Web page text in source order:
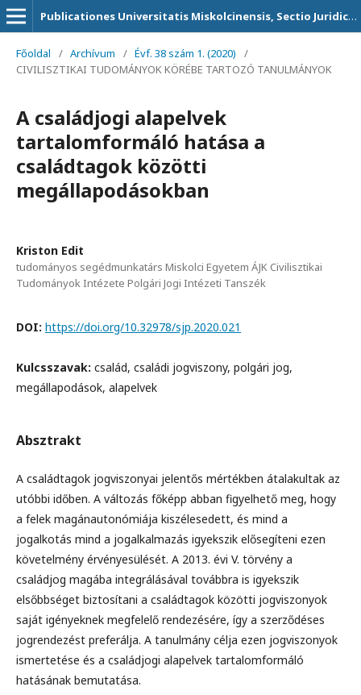
Publicationes Universitatis Miskolcinensis, Sectio Juridica et Politica
Főoldal / Archívum / Évf. 38 szám 1. (2020)
/
CIVILISZTIKAI TUDOMÁNYOK KÖRÉBE TARTOZÓ TANULMÁNYOK
A családjogi alapelvek
tartalomformáló hatása a
családtagok közötti
megállapodásokban
Kriston Edit
tudományos segédmunkatárs Miskolci Egyetem ÁJK Civilisztikai
Tudományok Intézete Polgári Jogi Intézeti Tanszék
DOI: https://doi.org/10.32978/sjp.2020.021
Kulcsszavak: család, családi jogviszony, polgári jog,
megállapodások, alapelvek
Absztrakt
A családtagok jogviszonyai jelentős mértékben átalakultak az
utóbbi időben. A változás főképp abban figyelhető meg, hogy
a felek magánautonómiája kiszélesedett, és mind a
jogalkotás mind a jogalkalmazás igyekszik elősegíteni ezen
követelmény érvényesülését. A 2013. évi V. törvény a
családjog magába integrálásával továbbra is igyekszik
elsőbbséget biztosítani a családtagok közötti jogviszonyok
saját igényeknek megfelelő rendezésére, így a szerződéses
jogrendezést preferálja. A tanulmány célja ezen jogviszonyok
ismertetése és a családjogi alapelvek tartalomformáló
hatásának bemutatása.